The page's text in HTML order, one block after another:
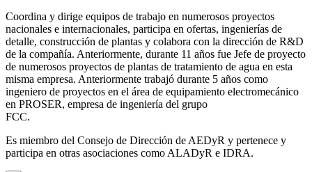
Coordina y dirige equipos de trabajo en numerosos proyectos
nacionales e internacionales, participa en ofertas, ingenierías de
detalle, construcción de plantas y colabora con la dirección de R&D
de la compañía. Anteriormente, durante 11 años fue Jefe de proyecto
de numerosos proyectos de plantas de tratamiento de agua en esta
misma empresa. Anteriormente trabajó durante 5 años como
ingeniero de proyectos en el área de equipamiento electromecánico
en PROSER, empresa de ingeniería del grupo
FCC.
Es miembro del Consejo de Dirección de AEDyR y pertenece y
participa en otras asociaciones como ALADyR e IDRA.